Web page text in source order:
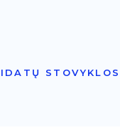
STOVYKLOS